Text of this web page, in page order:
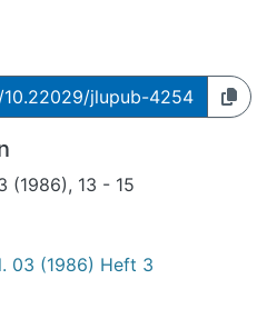
jlupub-4254
(1986), 13 - 15
03 (1986) Heft 3